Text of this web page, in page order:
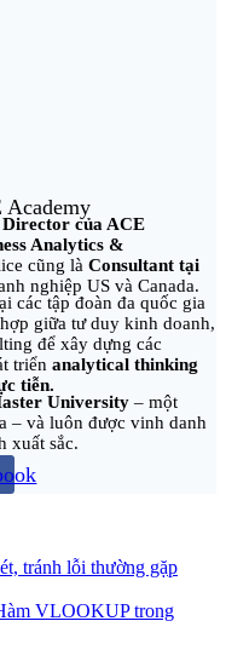
Academy
của ACE
Analytics &
cũng là Consultant tại
nghiệp US và Canada.
các tập đoàn đa quốc gia
giữa tư duy kinh doanh,
để xây dựng các
triển analytical thinking
tiễn.
University – một
– và luôn được vinh danh
xuất sắc.
tránh lỗi thường gặp
VLOOKUP trong